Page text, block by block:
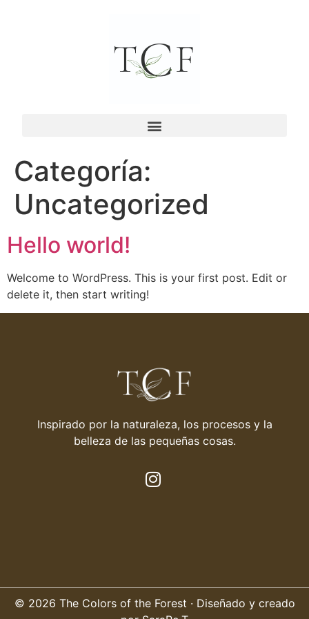
Categoría:
Uncategorized
Hello world!
Welcome to WordPress. This is your first post. Edit or
delete it, then start writing!
Inspirado por la naturaleza, los procesos y la
belleza de las pequeñas cosas.
© 2026 The Colors of the Forest · Diseñado y creado